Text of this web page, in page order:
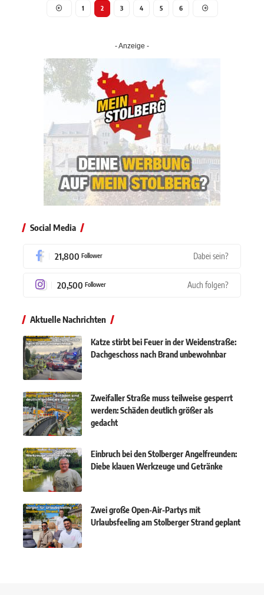
1 2 3 4 5 6
- Anzeige -
Social Media
21,800 Follower Dabei sein?
20,500 Follower Auch folgen?
Aktuelle Nachrichten
Katze stirbt bei Feuer in der Weidenstraße:
Dachgeschoss nach Brand unbewohnbar
Zweifaller Straße muss teilweise gesperrt
werden: Schäden deutlich größer als
gedacht
Einbruch bei den Stolberger Angelfreunden:
Diebe klauen Werkzeuge und Getränke
Zwei große Open-Air-Partys mit
Urlaubsfeeling am Stolberger Strand geplant